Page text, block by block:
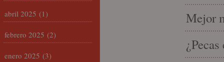
Mejor
abril 2025 (1)
febrero 2025 (2)
enero 2025 (3)